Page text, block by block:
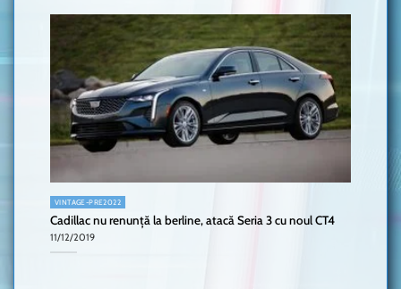
VINTAGE-PRE2022
Cadillac nu renunță la berline, atacă Seria 3 cu noul CT4
11/12/2019